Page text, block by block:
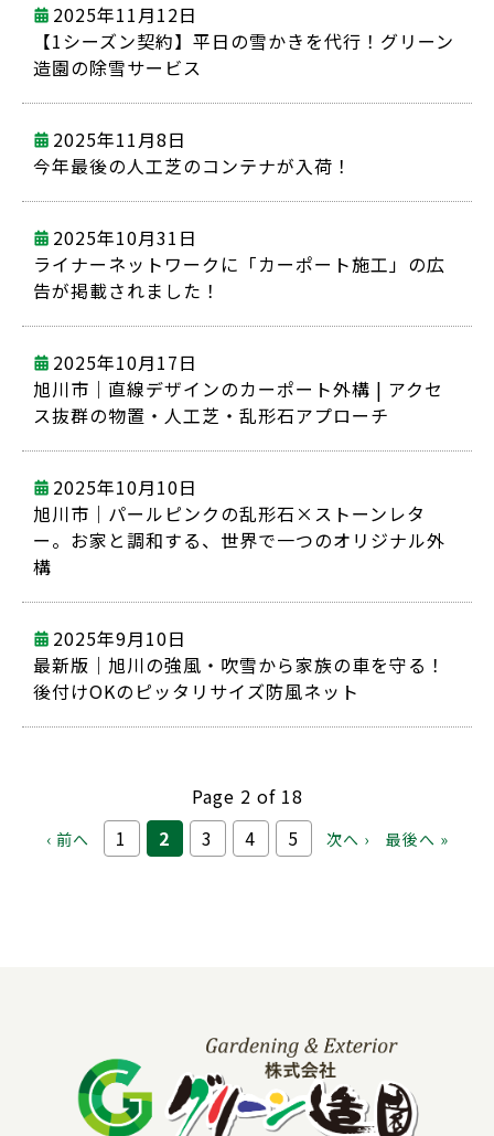
2025年11月12日
【1シーズン契約】平日の雪かきを代行！グリーン
造園の除雪サービス
2025年11月8日
今年最後の人工芝のコンテナが入荷！
2025年10月31日
ライナーネットワークに「カーポート施工」の広
告が掲載されました！
2025年10月17日
旭川市｜直線デザインのカーポート外構 | アクセ
ス抜群の物置・人工芝・乱形石アプローチ
2025年10月10日
旭川市｜パールピンクの乱形石×ストーンレタ
ー。お家と調和する、世界で一つのオリジナル外
構
2025年9月10日
最新版｜旭川の強風・吹雪から家族の車を守る！
後付けOKのピッタリサイズ防風ネット
Page 2 of 18
‹ 前へ 1 2 3 4 5 次へ › 最後へ »